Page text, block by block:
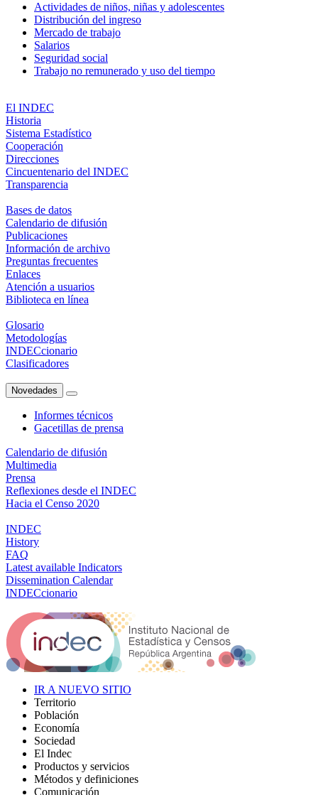
Actividades de niños, niñas y adolescentes
Distribución del ingreso
Mercado de trabajo
Salarios
Seguridad social
Trabajo no remunerado y uso del tiempo
El INDEC
Historia
Sistema Estadístico
Cooperación
Direcciones
Cincuentenario del INDEC
Transparencia
Bases de datos
Calendario de difusión
Publicaciones
Información de archivo
Preguntas frecuentes
Enlaces
Atención a usuarios
Biblioteca en línea
Glosario
Metodologías
INDECcionario
Clasificadores
Novedades
Informes técnicos
Gacetillas de prensa
Calendario de difusión
Multimedia
Prensa
Reflexiones desde el INDEC
Hacia el Censo 2020
INDEC
History
FAQ
Latest available Indicators
Dissemination Calendar
INDECcionario
IR A NUEVO SITIO
Territorio
Población
Economía
Sociedad
El Indec
Productos y servicios
Métodos y definiciones
Comunicación